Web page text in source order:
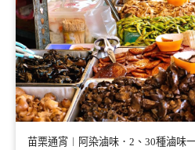
苗栗通宵︱阿染滷味．2、30種滷味